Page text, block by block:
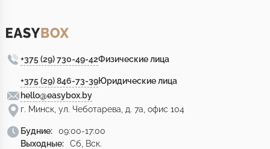
+375 (29) 730-49-42Физические лица
+375 (29) 846-73-39Юридические лица
hello@easybox.by
г. Минск, ул. Чеботарева, д. 7а, офис 104
Будние:
09:00-17:00
Выходные:
Сб, Вск.